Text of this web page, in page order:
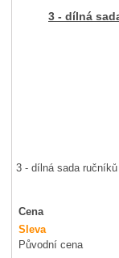
3 - dílná
3 - dílná sada
Cena
Sleva
Původní cena